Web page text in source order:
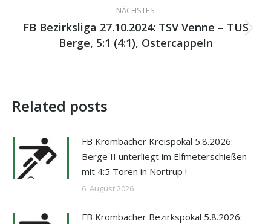
NÄCHSTES
Nächster
Beitrag:
FB Bezirksliga 27.10.2024: TSV Venne – TUS
Berge, 5:1 (4:1), Ostercappeln
Related posts
FB Krombacher Kreispokal 5.8.2026:
Berge II unterliegt im Elfmeterschießen
mit 4:5 Toren in Nortrup !
6. August 2026
FB Krombacher Bezirkspokal 5.8.2026: